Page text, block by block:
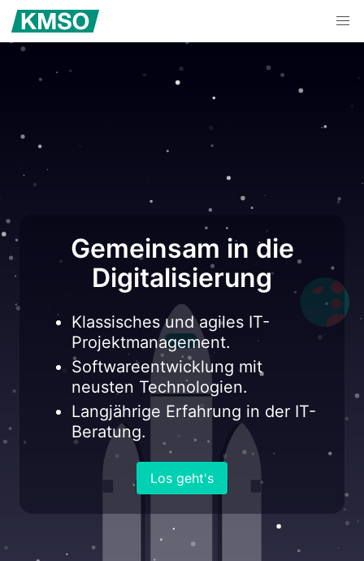
Gemeinsam in die
Digitalisierung
Klassisches und agiles IT-
Projektmanagement.
Softwareentwicklung mit
neusten Technologien.
Langjährige Erfahrung in der IT-
Beratung.
Los geht's